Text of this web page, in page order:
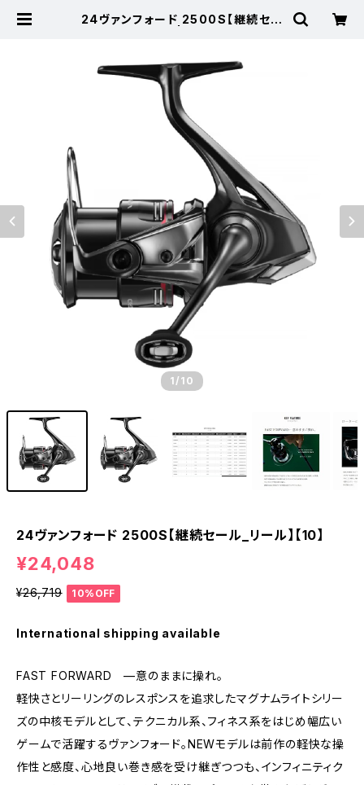
24ヴァンフォード 2500S【継続セー
1 /10
24ヴァンフォード 2500S【継続セール_リール】【10】
¥24,048
¥26,719 10%OFF
International shipping available
FAST FORWARD —意のままに操れ。
軽快さとリーリングのレスポンスを追求したマグナムライトシリー
ズの中核モデルとして、テクニカル系、フィネス系をはじめ幅広い
ゲームで活躍するヴァンフォード。NEWモデルは前作の軽快な操
作性と感度、心地良い巻き感を受け継ぎつつも、インフィニティク